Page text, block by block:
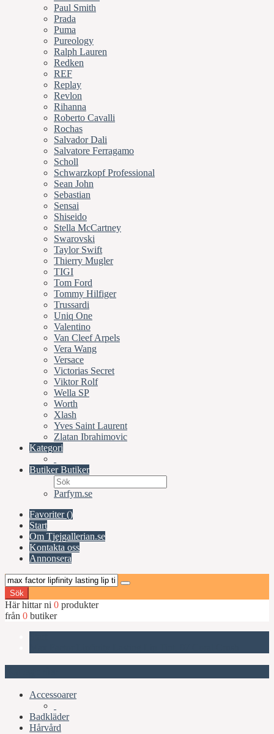
Paul Smith
Prada
Puma
Pureology
Ralph Lauren
Redken
REF
Replay
Revlon
Rihanna
Roberto Cavalli
Rochas
Salvador Dali
Salvatore Ferragamo
Scholl
Schwarzkopf Professional
Sean John
Sebastian
Sensai
Shiseido
Stella McCartney
Swarovski
Taylor Swift
Thierry Mugler
TIGI
Tom Ford
Tommy Hilfiger
Trussardi
Uniq One
Valentino
Van Cleef Arpels
Vera Wang
Versace
Victorias Secret
Viktor Rolf
Wella SP
Worth
Xlash
Yves Saint Laurent
Zlatan Ibrahimovic
Kategori
ButikerButiker
Parfym.se
Favoriter ()
Start
Om Tjejgallerian.se
Kontakta oss
Annonsera
Sök
Här hittar ni 0 produkter
från 0 butiker
Accessoarer
Badkläder
Hårvård